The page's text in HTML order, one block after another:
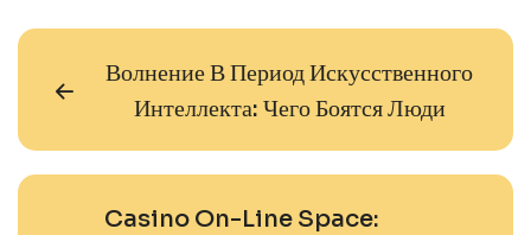
Волнение В Период Искусственного
Интеллекта: Чего Боятся Люди
Casino On-Line Space: